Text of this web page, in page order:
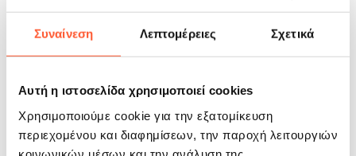
Συναίνεση Λεπτομέρειες Σχετικά
Αυτή η ιστοσελίδα χρησιμοποιεί cookies
Χρησιμοποιούμε cookie για την εξατομίκευση
περιεχομένου και διαφημίσεων, την παροχή λειτουργιών